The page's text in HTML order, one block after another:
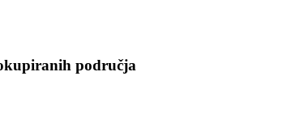
područja